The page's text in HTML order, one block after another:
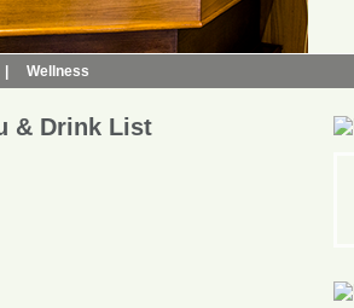
Wellness
& Drink List